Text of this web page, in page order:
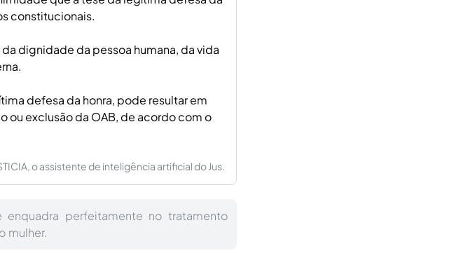
constitucionais.
dignidade da pessoa humana, da vida
defesa da honra, pode resultar em
ou exclusão da OAB, de acordo com o
o assistente de inteligência artificial do Jus.
perfeitamente no tratamento
mulher.